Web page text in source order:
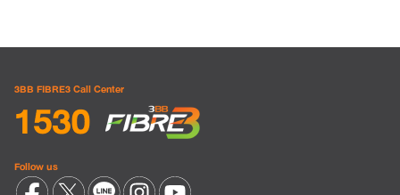
3BB FIBRE3 Call Center
Follow us